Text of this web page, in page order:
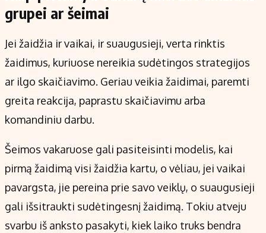
grupei ar šeimai
Jei žaidžia ir vaikai, ir suaugusieji, verta rinktis
žaidimus, kuriuose nereikia sudėtingos strategijos
ar ilgo skaičiavimo. Geriau veikia žaidimai, paremti
greita reakcija, paprastu skaičiavimu arba
komandiniu darbu.
Šeimos vakaruose gali pasiteisinti modelis, kai
pirmą žaidimą visi žaidžia kartu, o vėliau, jei vaikai
pavargsta, jie pereina prie savo veiklų, o suaugusieji
gali išsitraukti sudėtingesnį žaidimą. Tokiu atveju
svarbu iš anksto pasakyti, kiek laiko truks bendra